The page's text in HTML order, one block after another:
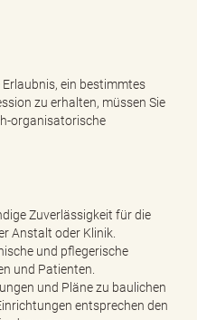
ein bestimmtes
zu erhalten, müssen Sie
organisatorische
Zuverlässigkeit für die
Anstalt oder Klinik.
und pflegerische
und Patienten.
und Pläne zu baulichen
entsprechen den